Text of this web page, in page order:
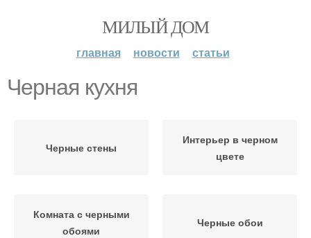
МИЛЫЙ ДОМ
главная новости статьи
Черная кухня
Черные стены
Интерьер в черном
цвете
Комната с черными
обоями
Черные обои